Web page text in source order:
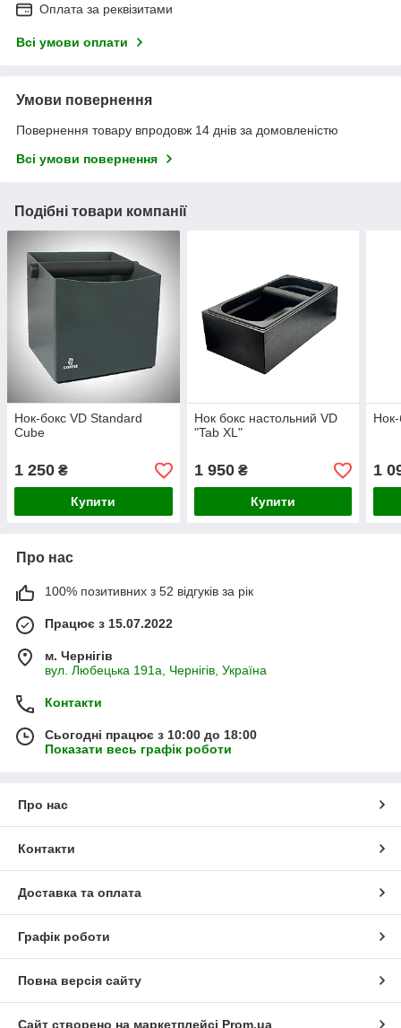
Оплата за реквізитами
Всі умови оплати
Умови повернення
Повернення товару впродовж 14 днів за домовленістю
Всі умови повернення
Подібні товари компанії
Нок-бокс VD Standard
Cube
1 250 ₴
Купити
Нок бокс настольний VD
"Tab XL"
1 950₴
Купити
1
Про нас
100% позитивних з 52 відгуків за рік
Працює з 15.07.2022
м. Чернігів
вул. Любецька 191а, Чернігів, Україна
Контакти
Сьогодні працює з 10:00 до 18:00
Показати весь графік роботи
Про нас
Контакти
Доставка та оплата
Графік роботи
Повна версія сайту
Сайт створено на маркетплейсі Prom.ua